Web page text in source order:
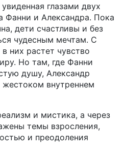
глазами двух
Фанни и Александра. Пока
дети счастливы и без
чудесным мечтам. С
них растет чувство
Но там, где Фанни
душу, Александр
внутреннем
и мистика, а через
темы взросления,
и преодоления